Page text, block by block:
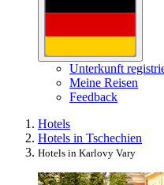
Unterkunft
Meine Reisen
Feedback
Hotels
Hotels in Tschechien
Hotels in Karlovy Vary